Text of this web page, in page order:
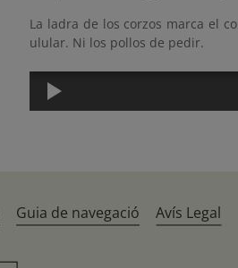
La ladra de los corzos marca el
ulular. Ni los pollos de pedir.
Guia de navegació Avís Legal